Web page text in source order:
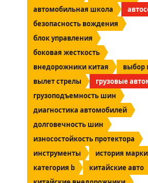
автомобильная школа
безопасность вождения
блок управления
боковая жесткость
внедорожники китая
выбор
вылет стрелы
грузовые
грузоподъемность шин
диагностика автомобилей
долговечность шин
износостойкость протектора
инструменты
история марки
категория b
китайские авто